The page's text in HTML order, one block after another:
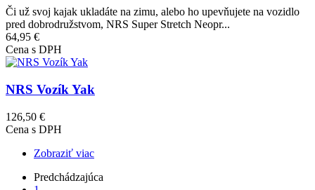
Či už svoj kajak ukladáte na zimu, alebo ho upevňujete na vozidlo
pred dobrodružstvom, NRS Super Stretch Neopr...
64,95 €
Cena s DPH
Obrázok
NRS Vozík Yak
126,50 €
Cena s DPH
Zobraziť viac
Previous
Predchádzajúca